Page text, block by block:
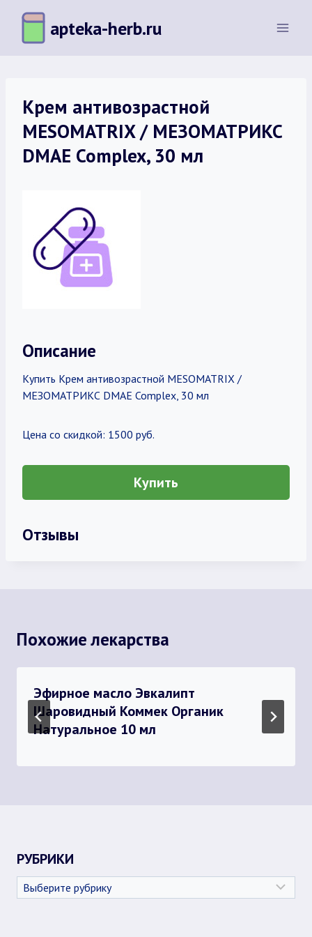
Перейти
содержимому
apteka-herb.ru
Крем антивозрастной
MESOMATRIX / МЕЗОМАТРИКС
DMAE Complex, 30 мл
Описание
Купить Крем антивозрастной MESOMATRIX /
МЕЗОМАТРИКС DMAE Complex, 30 мл
Цена со скидкой: 1500 руб.
Купить
Отзывы
Похожие лекарства
Эфирное масло Эвкалипт
Шаровидный Коммек Органик
Натуральное 10 мл
РУБРИКИ
Рубрики